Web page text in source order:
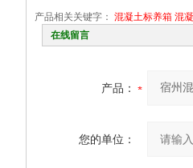
产品相关关键字： 混凝土标养箱 混
在线留言
产品：
您的单位：